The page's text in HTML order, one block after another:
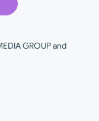
GROUP and